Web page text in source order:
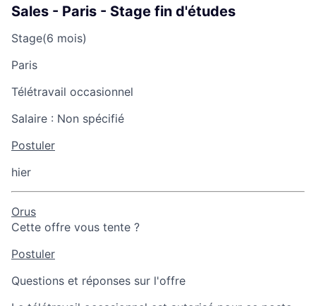
Sales - Paris - Stage fin d'études
Stage(6 mois)
Paris
Télétravail occasionnel
Salaire : Non spécifié
Postuler
hier
Orus
Cette offre vous tente ?
Postuler
Questions et réponses sur l'offre